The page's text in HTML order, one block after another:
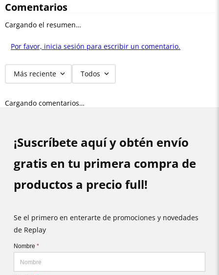
Comentarios
Cargando el resumen…
Por favor, inicia sesión para escribir un comentario.
Más reciente Todos
Cargando comentarios…
¡Suscríbete aquí y obtén envío
gratis en tu primera compra de
productos a precio full!
Se el primero en enterarte de promociones y novedades
de Replay
Nombre *